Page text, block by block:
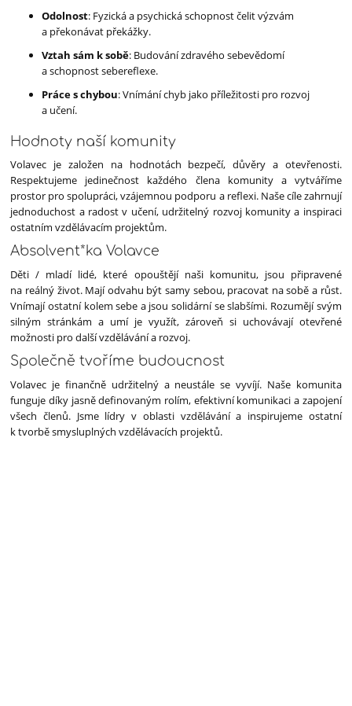
Odolnost: Fyzická a psychická schopnost čelit výzvám
a překonávat překážky.
Vztah sám k sobě: Budování zdravého sebevědomí
a schopnost sebereflexe.
Práce s chybou: Vnímání chyb jako příležitosti pro rozvoj
a učení.
Hodnoty naší komunity
Volavec je založen na hodnotách bezpečí, důvěry a otevřenosti.
Respektujeme jedinečnost každého člena komunity a vytváříme
prostor pro spolupráci, vzájemnou podporu a reflexi. Naše cíle zahrnují
jednoduchost a radost v učení, udržitelný rozvoj komunity a inspiraci
ostatním vzdělávacím projektům.
Absolvent*ka Volavce
Děti / mladí lidé, které opouštějí naši komunitu, jsou připravené
na reálný život. Mají odvahu být samy sebou, pracovat na sobě a růst.
Vnímají ostatní kolem sebe a jsou solidární se slabšími. Rozumějí svým
silným stránkám a umí je využít, zároveň si uchovávají otevřené
možnosti pro další vzdělávání a rozvoj.
Společně tvoříme budoucnost
Volavec je finančně udržitelný a neustále se vyvíjí. Naše komunita
funguje díky jasně definovaným rolím, efektivní komunikaci a zapojení
všech členů. Jsme lídry v oblasti vzdělávání a inspirujeme ostatní
k tvorbě smysluplných vzdělávacích projektů.